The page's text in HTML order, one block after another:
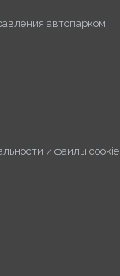
автопарком
и файлы cookie